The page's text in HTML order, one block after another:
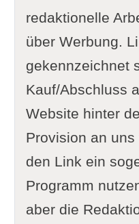
redaktionelle
über Werbung.
gekennzeichnet
Kauf/Abschluss
Website hinter
Provision an
den Link ein
Programm
aber die